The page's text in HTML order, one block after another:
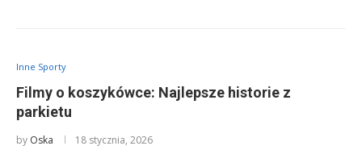
Inne Sporty
Filmy o koszykówce: Najlepsze historie z
parkietu
by Oska 18 stycznia, 2026